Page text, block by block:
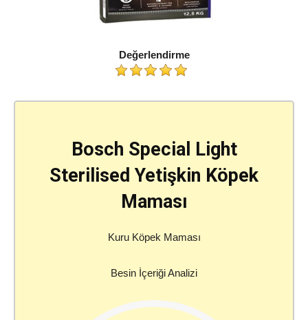
Değerlendirme
Bosch Special Light
Sterilised Yetişkin Köpek
Maması
Kuru Köpek Maması
Besin İçeriği Analizi